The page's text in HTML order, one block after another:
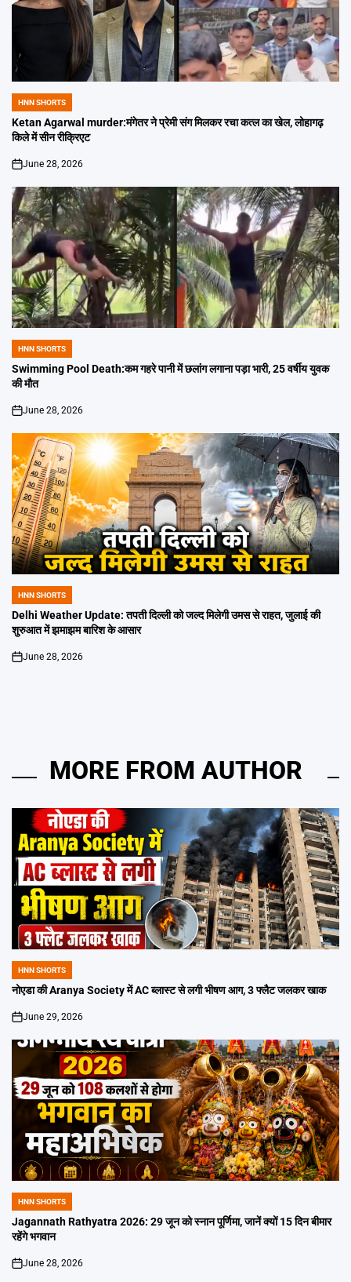
POSTED
IN
HNN SHORTS
Ketan Agarwal murder:मंगेतर ने प्रेमी संग मिलकर रचा कत्ल का खेल, लोहागढ़
किले में सीन रीक्रिएट
on
June 28, 2026
POSTED
IN
HNN SHORTS
Swimming Pool Death:कम गहरे पानी में छलांग लगाना पड़ा भारी, 25 वर्षीय युवक
की मौत
on
June 28, 2026
POSTED
IN
HNN SHORTS
Delhi Weather Update: तपती दिल्ली को जल्द मिलेगी उमस से राहत, जुलाई की
शुरुआत में झमाझम बारिश के आसार
on
June 28, 2026
MORE FROM AUTHOR
POSTED
IN
HNN SHORTS
नोएडा की Aranya Society में AC ब्लास्ट से लगी भीषण आग, 3 फ्लैट जलकर खाक
on
June 29, 2026
POSTED
IN
HNN SHORTS
Jagannath Rathyatra 2026: 29 जून को स्नान पूर्णिमा, जानें क्यों 15 दिन बीमार
रहेंगे भगवान
on
June 28, 2026